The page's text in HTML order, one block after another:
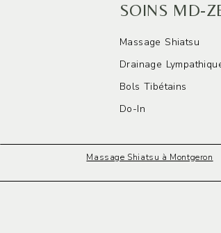
SOINS MD-
Massage Shiatsu
Drainage
Bols Tibétains
Do-In
Massage Shiatsu à Montgeron